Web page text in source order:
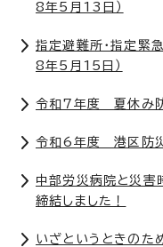
8年5月13日）
指定避難所・指定緊
8年5月15日）
令和7年度 夏休み防
令和6年度 港区防
中部労災病院と災害
締結しました！
いざというときのた